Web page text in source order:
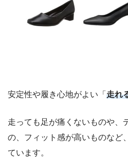
安定性や履き心地がよい「 走れ
走っても足が痛くないものや、
の、フィット感が高いものなど
ています。